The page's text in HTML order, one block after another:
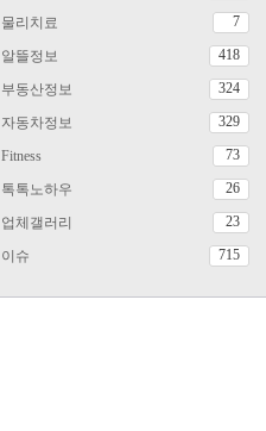
물리치료 7
알뜰정보 418
부동산정보 324
자동차정보 329
Fitness 73
톡톡노하우 26
업체갤러리 23
이슈 715